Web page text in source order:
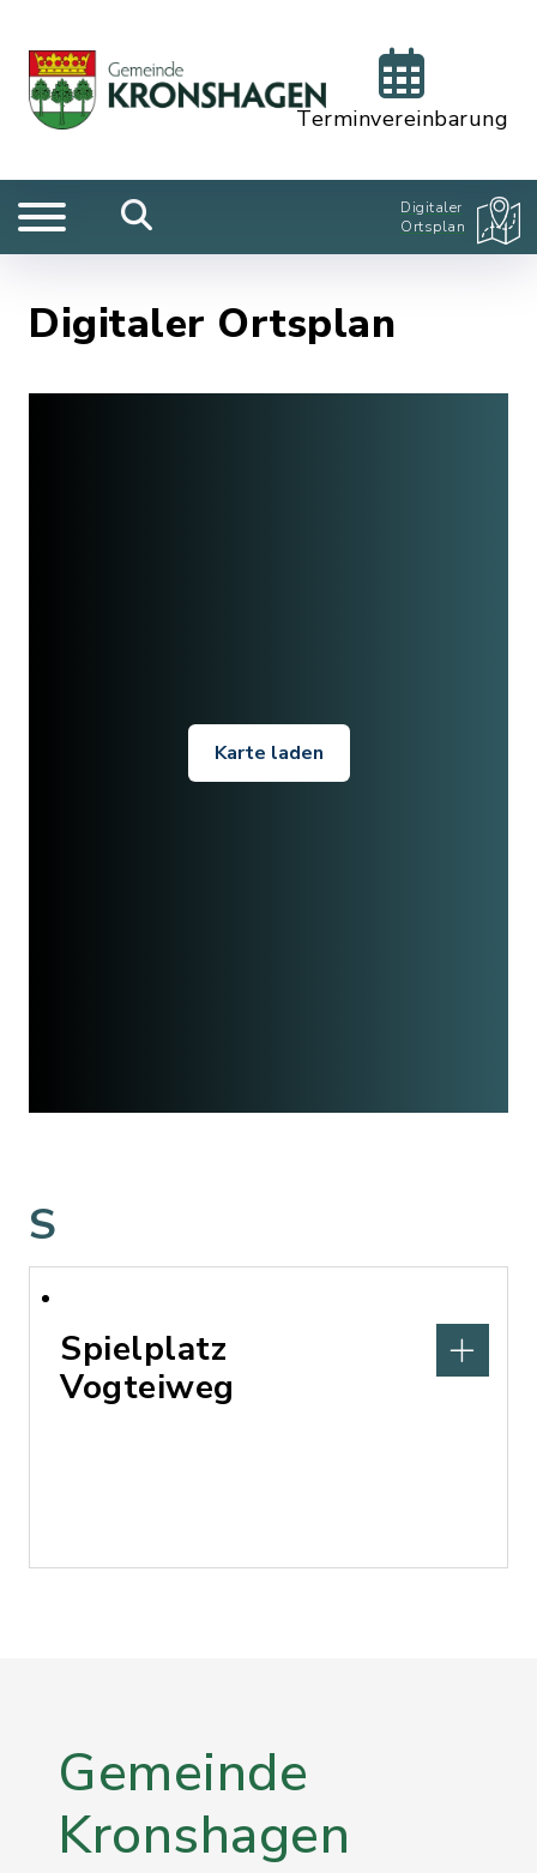
Terminvereinbarung
Digitaler
Ortsplan
Digitaler Ortsplan
Karte laden
S
Spielplatz
Vogteiweg
Gemeinde
Kronshagen